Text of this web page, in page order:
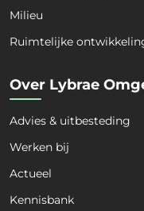
Milieu
Ruimtelijke
Over Lybrae
Advies & uitbesteding
Werken bij
Actueel
Kennisbank